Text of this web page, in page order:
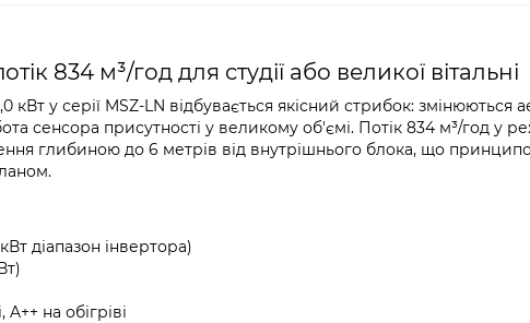
834 м³/год для студії або великої вітальні
у серії MSZ-LN відбувається якісний стрибок: змінюються
сенсора присутності у великому об'ємі. Потік 834 м³/год у
глибиною до 6 метрів від внутрішнього блока, що
діапазон інвертора)
на обігріві